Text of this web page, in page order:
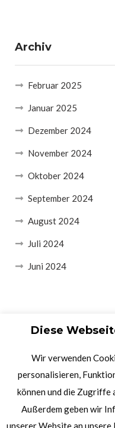
Archiv
Februar 2025
Januar 2025
Dezember 2024
November 2024
Oktober 2024
September 2024
August 2024
Juli 2024
Juni 2024
Diese
Wir verwenden
personalisieren,
können und die Zugriffe
Außerdem geben wir